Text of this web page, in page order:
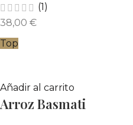
(1)
38,00 €
Top
Añadir al carrito
Arroz Basmati